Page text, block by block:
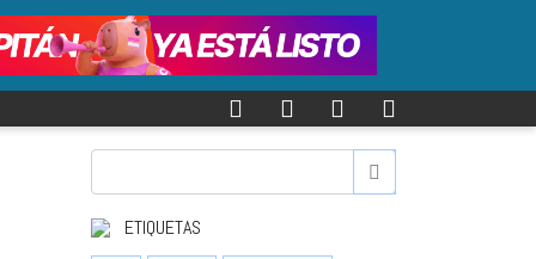
ETIQUETAS